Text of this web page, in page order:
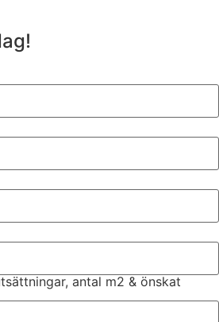
antal m2 & önskat